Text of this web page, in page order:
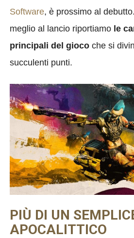
Software, è prossimo al
meglio al lancio riportiamo le
principali del gioco che si
succulenti punti.
PIÙ DI UN
APOCALITTICO